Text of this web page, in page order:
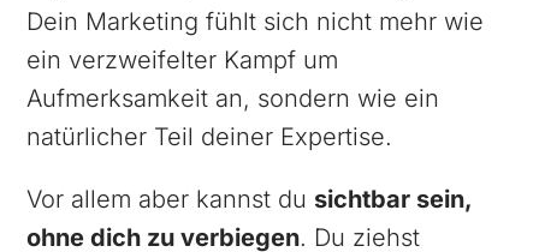
Dein Marketing fühlt sich nicht mehr wie
ein verzweifelter Kampf um
Aufmerksamkeit an, sondern wie ein
natürlicher Teil deiner Expertise.
Vor allem aber kannst du sichtbar sein,
ohne dich zu verbiegen. Du ziehst